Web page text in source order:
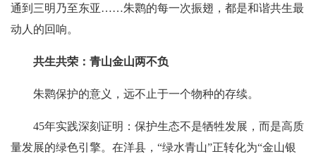
通到三明乃至东亚……朱鹮的每一次振翅，都是和谐共生最
动人的回响。
共生共荣：青山金山两不负
朱鹮保护的意义，远不止于一个物种的存续。
45年实践深刻证明：保护生态不是牺牲发展，而是高质
量发展的绿色引擎。在洋县，“绿水青山”正转化为“金山银